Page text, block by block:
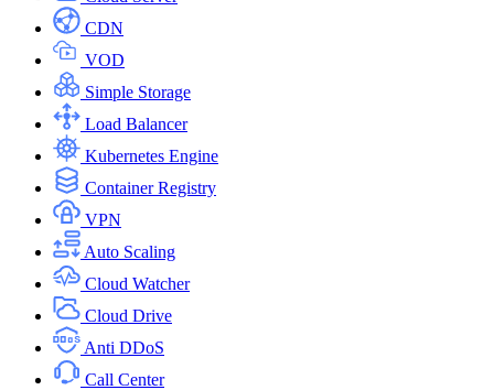
CDN
VOD
Simple Storage
Load Balancer
Kubernetes Engine
Container Registry
VPN
Auto Scaling
Cloud Watcher
Cloud Drive
Anti DDoS
Call Center